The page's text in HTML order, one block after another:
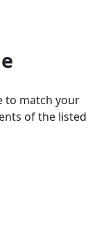
to match your
of the listed